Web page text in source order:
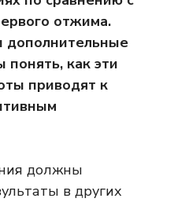
отжима.
понять, как эти
приводят к
должны
в других